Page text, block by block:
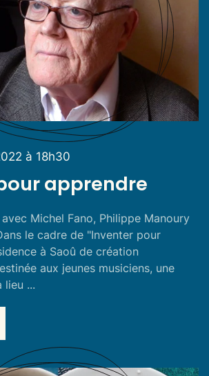
à 18h30
apprendre
Michel Fano, Philippe Manoury
le cadre de "Inventer pour
à Saoû de création
aux jeunes musiciens, une
lieu ...